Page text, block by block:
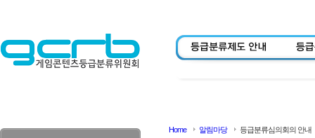
Home 알림마당 등급분류심의회의 안내